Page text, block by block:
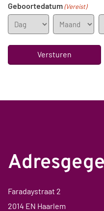
Geboortedatum (Vereist)
Dag Maand
Faradaystraat 2
2014 EN Haarlem